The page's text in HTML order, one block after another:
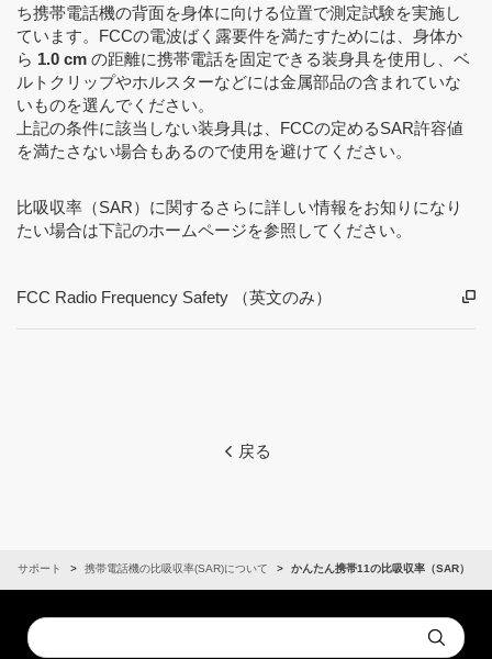
ち携帯電話機の背面を身体に向ける位置で測定試験を実施し
ています。FCCの電波ばく露要件を満たすためには、身体か
ら 1.0 cm の距離に携帯電話を固定できる装身具を使用し、ベ
ルトクリップやホルスターなどには金属部品の含まれていな
いものを選んでください。
上記の条件に該当しない装身具は、FCCの定めるSAR許容値
を満たさない場合もあるので使用を避けてください。
比吸収率（SAR）に関するさらに詳しい情報をお知りになり
たい場合は下記のホームページを参照してください。
FCC Radio Frequency Safety （英文のみ）
戻る
サポート 携帯電話機の比吸収率(SAR)について かんたん携帯11の比吸収率（SAR）
Conduct
a
Submit